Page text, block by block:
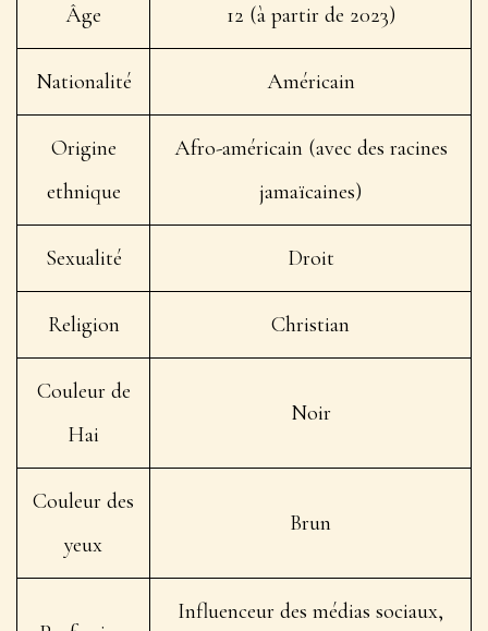
Âge 12 (à partir de 2023)
Nationalité Américain
Origine
ethnique
Afro-américain (avec des racines
jamaïcaines)
Sexualité Droit
Religion Christian
Couleur de
Hai
Noir
Couleur des
yeux
Brun
Influenceur des médias sociaux,